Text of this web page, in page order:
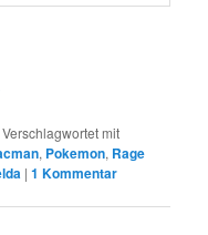
Verschlagwortet mit
, Pokemon, Rage
|1 Kommentar